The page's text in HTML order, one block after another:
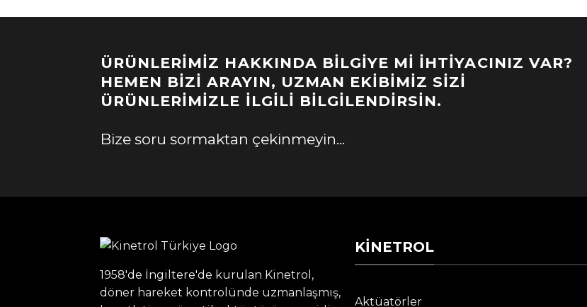
ÜRÜNLERIMIZ HAKKINDA BILGIYE MI İHTIYACINIZ VAR?
HEMEN BIZI ARAYIN, UZMAN EKIBIMIZ SIZI
ÜRÜNLERIMIZLE İLGILI BILGILENDIRSIN.
Bize soru sormaktan çekinmeyin...
1958'de İngiltere'de kurulan Kinetrol,
döner hareket kontrolünde uzmanlaşmış,
KINETROL
Aktüatörler